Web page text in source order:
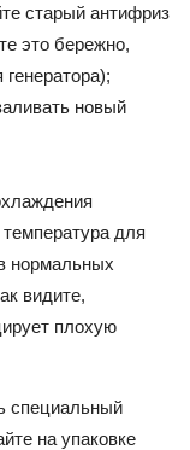
старый антифриз
это бережно,
новый
для
нормальных
видите,
плохую
специальный
на упаковке